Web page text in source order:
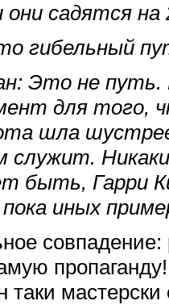
садятся на
гибельный
Это не путь.
для того,
шла
быть, Гарри
иных
мастерски